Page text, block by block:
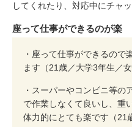
してくれたり、対応中にチャ
座って仕事ができるのが楽
・座って仕事ができるので
ます（21歳／大学3年生／女
・スーパーやコンビニ等の
で作業しなくて良いし、重
体力的にとても楽です（21